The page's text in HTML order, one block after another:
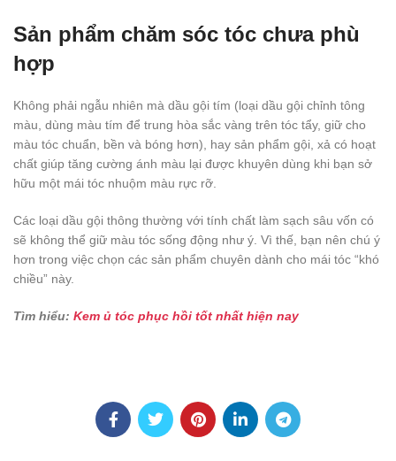
Sản phẩm chăm sóc tóc chưa phù
hợp
Không phải ngẫu nhiên mà dầu gội tím (loại dầu gội chỉnh tông
màu, dùng màu tím để trung hòa sắc vàng trên tóc tẩy, giữ cho
màu tóc chuẩn, bền và bóng hơn), hay sản phẩm gội, xả có hoạt
chất giúp tăng cường ánh màu lại được khuyên dùng khi bạn sở
hữu một mái tóc nhuộm màu rực rỡ.
Các loại dầu gội thông thường với tính chất làm sạch sâu vốn có
sẽ không thể giữ màu tóc sống động như ý. Vì thế, bạn nên chú ý
hơn trong việc chọn các sản phẩm chuyên dành cho mái tóc “khó
chiều” này.
Tìm hiểu: Kem ủ tóc phục hồi tốt nhất hiện nay